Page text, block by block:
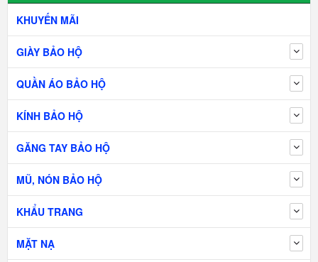
KHUYẾN MÃI
GIÀY BẢO HỘ
QUẦN ÁO BẢO HỘ
KÍNH BẢO HỘ
GĂNG TAY BẢO HỘ
MŨ, NÓN BẢO HỘ
KHẨU TRANG
MẶT NẠ